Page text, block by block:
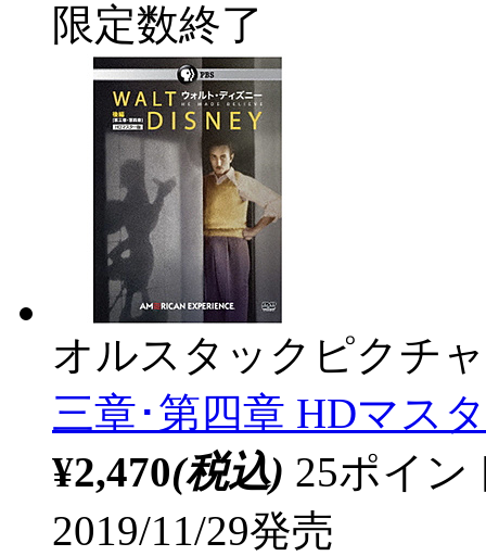
限定数終了
オルスタックピクチ
三章･第四章 HDマス
¥2,470(税込) 25ポイ
2019/11/29発売